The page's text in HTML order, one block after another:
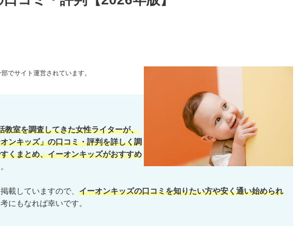
でサイト運営されています。
教室を調査してきた女性ライターが、
ンキッズ」の口コミ・評判を詳しく調
くまとめ、イーオンキッズがおすすめ
載していますので、 イーオンキッズの口コミを知りたい方や安く通い始められ
にもなれば幸いです。